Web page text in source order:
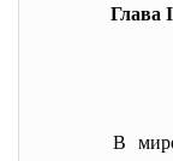
В